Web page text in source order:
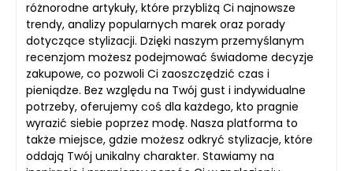
różnorodne artykuły, które przybliżą Ci najnowsze
trendy, analizy popularnych marek oraz porady
dotyczące stylizacji. Dzięki naszym przemyślanym
recenzjom możesz podejmować świadome decyzje
zakupowe, co pozwoli Ci zaoszczędzić czas i
pieniądze. Bez względu na Twój gust i indywidualne
potrzeby, oferujemy coś dla każdego, kto pragnie
wyrazić siebie poprzez modę. Nasza platforma to
także miejsce, gdzie możesz odkryć stylizacje, które
oddają Twój unikalny charakter. Stawiamy na